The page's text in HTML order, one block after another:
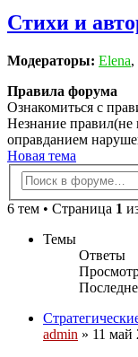
Стихи и
Модераторы: Elena,
Правила форума
Ознакомиться с
Незнание правил(не
оправданием
Новая тема
6 тем • Страница 1
Темы
Ответы
admin » 11 май